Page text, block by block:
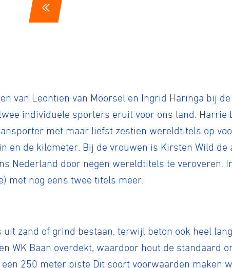
van Leontien van Moorsel en Ingrid Haringa bij
individuele sporters eruit voor ons land. Harrie
met maar liefst zestien wereldtitels op
en de kilometer. Bij de vrouwen is Kirsten Wild de
Nederland door negen wereldtitels te veroveren.
met nog eens twee titels meer.
zand of grind bestaan, terwijl beton ook heel
WK Baan overdekt, waardoor hout de standaard
250 meter piste Dit soort voorwaarden maken
Fixed gear